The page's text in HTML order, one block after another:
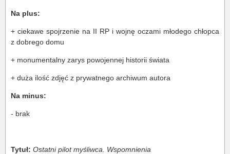
Na plus:
+ ciekawe spojrzenie na II RP i wojnę oczami młodego chłopca
z dobrego domu
+ monumentalny zarys powojennej historii świata
+ duża ilość zdjęć z prywatnego archiwum autora
Na minus:
- brak
Tytuł: Ostatni pilot myśliwca. Wspomnienia